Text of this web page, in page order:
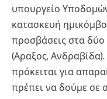
υπουργείο
κατασκευή
προσβάσεις στα δύο
(Αραξος,
πρόκειται για
πρέπει να δούμε σε